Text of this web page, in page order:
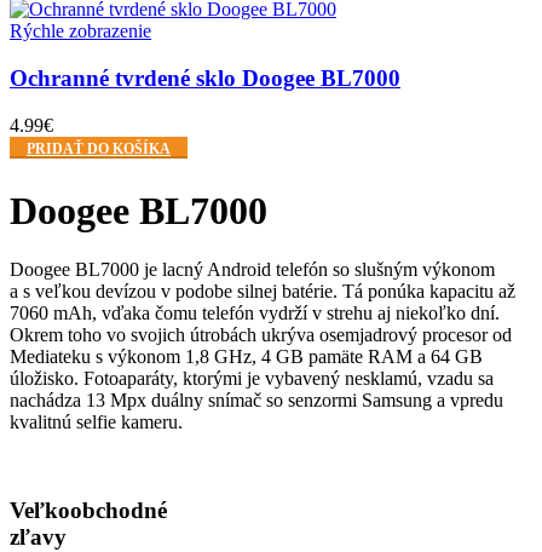
Rýchle zobrazenie
Ochranné tvrdené sklo Doogee BL7000
4.99€
PRIDAŤ DO KOŠÍKA
Doogee BL7000
Doogee BL7000 je lacný Android telefón so slušným výkonom
a s veľkou devízou v podobe silnej batérie. Tá ponúka kapacitu až
7060 mAh, vďaka čomu telefón vydrží v strehu aj niekoľko dní.
Okrem toho vo svojich útrobách ukrýva osemjadrový procesor od
Mediateku s výkonom 1,8 GHz, 4 GB pamäte RAM a 64 GB
úložisko. Fotoaparáty, ktorými je vybavený nesklamú, vzadu sa
nachádza 13 Mpx duálny snímač so senzormi Samsung a vpredu
kvalitnú selfie kameru.
Veľkoobchodné
zľavy